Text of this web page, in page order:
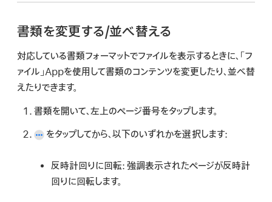
書類を変更する/並べ替える
対応している書類フォーマットでファイルを表示するときに、「フ
ァイル」Appを使用して書類のコンテンツを変更したり、並べ替
えたりできます。
書類を開いて、左上のページ番号をタップします。
をタップしてから、以下のいずれかを選択します:
反時計回りに回転: 強調表示されたページが反時計
回りに回転します。